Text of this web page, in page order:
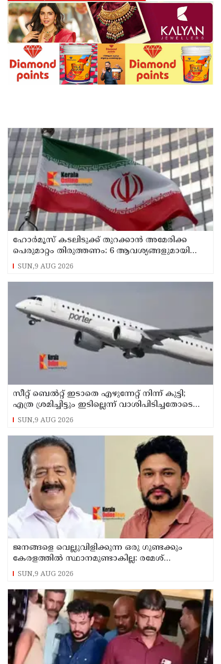
ഹോര്‍മൂസ് കടലിടുക്ക് തുറക്കാന്‍ അമേരിക്ക
പെരുമാറ്റം തിരുത്തണം: 6 ആവശ്യങ്ങളുമായി
ഇറാന്‍ ദേശീയ സുരക്ഷാ കൗണ്‍സില്‍
SUN,9 AUG 2026
സീറ്റ് ബെല്‍റ്റ് ഇടാതെ എഴുന്നേറ്റ് നിന്ന് കുട്ടി;
എത്ര ശ്രമിച്ചിട്ടും ഇടില്ലെന്ന് വാശിപിടിച്ചതോടെ
വിമാനം റദ്ദാക്കി
SUN,9 AUG 2026
ജനങ്ങളെ വെല്ലുവിളിക്കുന്ന ഒരു ഗുണ്ടക്കും
കേരളത്തില്‍ സ്ഥാനമുണ്ടാകില്ല: രമേശ്
ചെന്നിത്തല
SUN,9 AUG 2026